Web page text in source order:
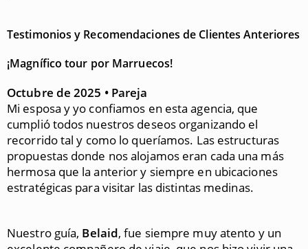
Testimonios y Recomendaciones de Clientes Anteriores
¡Magnífico tour por Marruecos!
Octubre de 2025 • Pareja
Mi esposa y yo confiamos en esta agencia, que
cumplió todos nuestros deseos organizando el
recorrido tal y como lo queríamos. Las estructuras
propuestas donde nos alojamos eran cada una más
hermosa que la anterior y siempre en ubicaciones
estratégicas para visitar las distintas medinas.
Nuestro guía, Belaid, fue siempre muy atento y un